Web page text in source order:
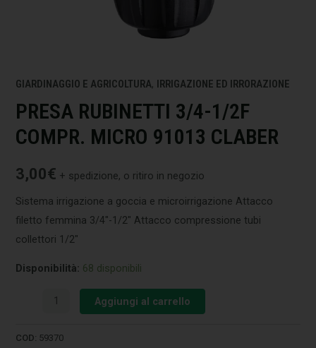
GIARDINAGGIO E AGRICOLTURA, IRRIGAZIONE ED IRRORAZIONE
PRESA RUBINETTI 3/4-1/2F
COMPR. MICRO 91013 CLABER
3,00€ + spedizione, o ritiro in negozio
Sistema irrigazione a goccia e microirrigazione Attacco
filetto femmina 3/4″-1/2″ Attacco compressione tubi
collettori 1/2″
Disponibilità: 68 disponibili
Aggiungi al carrello
COD: 59370